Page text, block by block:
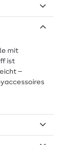
mit
ist
–